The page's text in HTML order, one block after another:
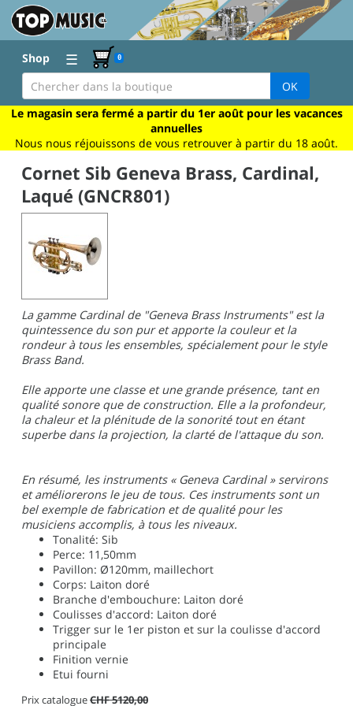
Shop ☰ 0
OK
Le magasin sera fermé a partir du 1er août pour les vacances
annuelles
Nous nous réjouissons de vous retrouver à partir du 18 août.
Cornet Sib Geneva Brass, Cardinal,
Laqué (GNCR801)
La gamme Cardinal de "Geneva Brass Instruments" est la
quintessence du son pur et apporte la couleur et la
rondeur à tous les ensembles, spécialement pour le style
Brass Band.
Elle apporte une classe et une grande présence, tant en
qualité sonore que de construction. Elle a la profondeur,
la chaleur et la plénitude de la sonorité tout en étant
superbe dans la projection, la clarté de l'attaque du son.
En résumé, les instruments « Geneva Cardinal » servirons
et améliorerons le jeu de tous. Ces instruments sont un
bel exemple de fabrication et de qualité pour les
musiciens accomplis, à tous les niveaux.
Tonalité: Sib
Perce: 11,50mm
Pavillon: Ø120mm, maillechort
Corps: Laiton doré
Branche d'embouchure: Laiton doré
Coulisses d'accord: Laiton doré
Trigger sur le 1er piston et sur la coulisse d'accord
principale
Finition vernie
Etui fourni
Prix catalogueCHF 5120,00